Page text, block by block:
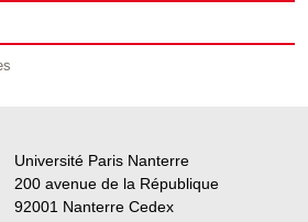
Université Paris Nanterre
200 avenue de la République
92001 Nanterre Cedex